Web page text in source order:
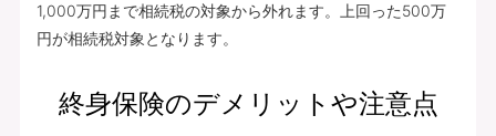
1,000万円まで相続税の対象から外れます。上回った500万
円が相続税対象となります。
終身保険のデメリットや注意点